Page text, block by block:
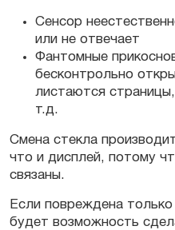
Сенсор
или не отвечает
Фантомные
бесконтрольно
листаются
т.д.
Смена стекла
что и дисплей, потому
связаны.
Если повреждена
будет возможность